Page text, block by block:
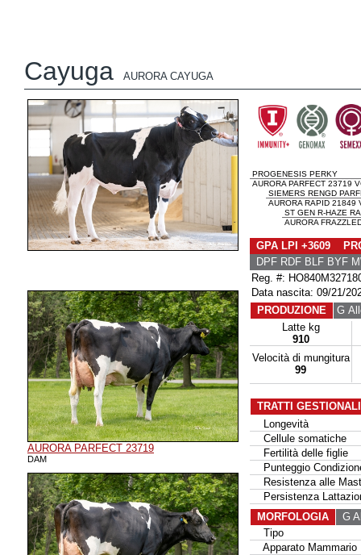
Cayuga AURORA CAYUGA
AURORA PARFECT 23719
DAM
PROGENESIS PERKY
AURORA PARFECT 23719
SIEMERS RENGD
AURORA RAPID 21849
ST GEN R-HAZE
AURORA
GPA LPI +3609
DPF RDF BLF BYF
Reg. #:
Data nascita: 09/21/
PRODUZIONE
G
Latte kg
910
Velocità di mungitura
99
TRATTI
Longevità
Cellule somatiche
Fertilità delle figlie
Punteggio
Resistenza alle
Persistenza
MORFOLOGIA
G
Tipo
Apparato Mammario